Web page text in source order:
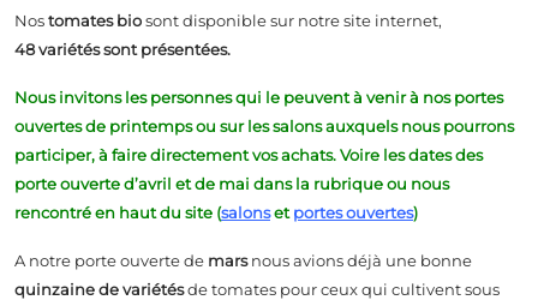
Nostomates biosont disponible sur notre site internet,
48variétés sont présentées.
Nous invitons les personnes qui le peuvent à venir à nos portes
ouvertes de printemps ou sur les salons auxquels nous pourrons
participer, à faire directement vos achats. Voire les dates des
porte ouverte d’avril et de mai dans la rubrique ou nous
rencontré en haut du site (salonset portes ouvertes)
A notre porte ouverte de marsnous avions déjà une bonne
quinzaine devariétésde tomates pour ceux qui cultivent sous